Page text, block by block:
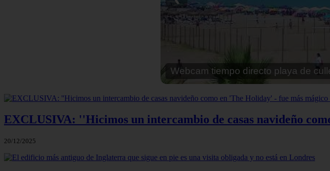
Webcam calpe playa fossa
EXCLUSIVA: ''Hicimos un intercambio de casas navideño
20/12/2025